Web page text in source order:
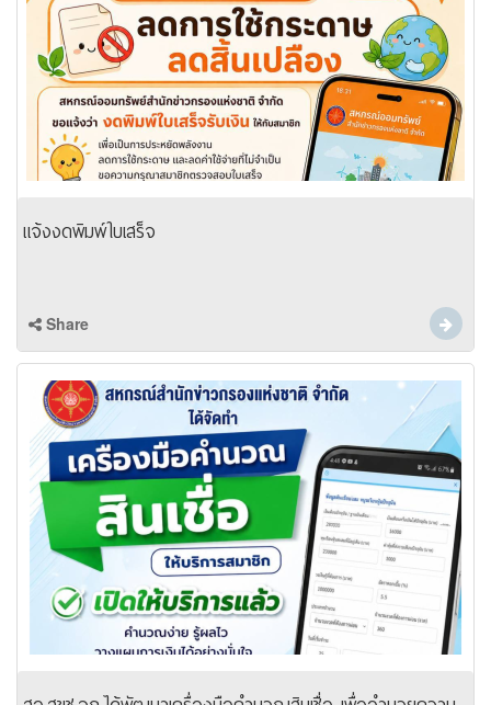
แจ้งงดพิมพ์ใบเสร็จ
Share